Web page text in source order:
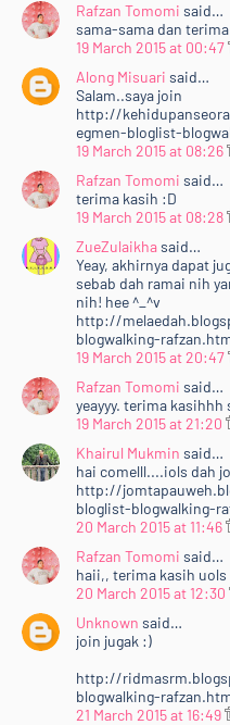
Rafzan Tomomi said…
sama-sama dan
19 March 2015 at 00:47
Along Misuari said…
Salam..saya join
http://
egmen-bloglist-
19 March 2015 at 08:26
Rafzan Tomomi said…
terima kasih :D
19 March 2015 at 08:28
ZueZulaikhasaid…
Yeay, akhirnya dapat
sebab dah ramai nih
nih! hee ^_^v
http://
blogwalking-
19 March 2015 at 20:47
Rafzan Tomomi said…
yeayyy. terima kasihhh
19 March 2015 at 21:20
Khairul Mukmin said…
hai comelll....iols dah
http://
bloglist-blogwalking-
20 March 2015 at 11:46
Rafzan Tomomi said…
haii,, terima kasih uols
20 March 2015 at 12:30
Unknown said…
join jugak :)
http://
blogwalking-
21 March 2015 at 16:49